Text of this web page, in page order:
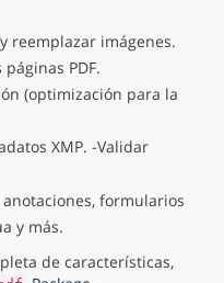
reemplazar imágenes.
PDF.
(optimización para la
XMP. -Validar
formularios
y más.
de características,